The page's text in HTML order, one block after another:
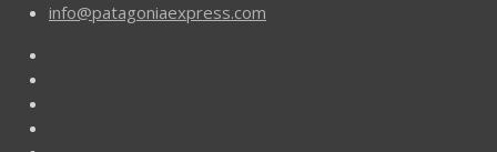
info@patagoniaexpress.com